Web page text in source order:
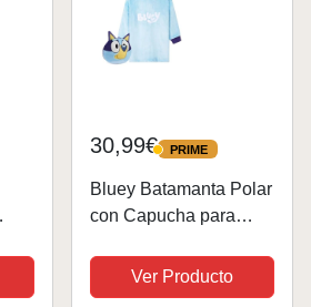
30,99€ PRIME
PRIME
Bluey Batamanta Polar
con Capucha para
(Azul, 4-6 Años)
Ver Producto